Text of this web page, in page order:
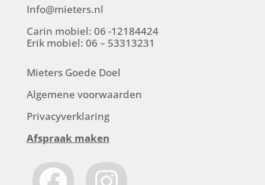
Info@mieters.nl
Carin mobiel: 06 -12184424
Erik mobiel: 06 – 53313231
Mieters Goede Doel
Algemene voorwaarden
Privacyverklaring
Afspraak maken